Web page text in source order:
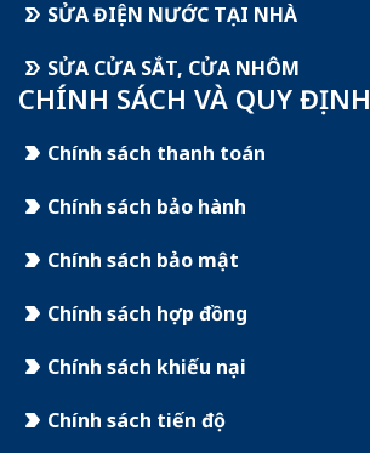
SỬA ĐIỆN NƯỚC TẠI NHÀ
SỬA CỬA SẮT, CỬA NHÔM
CHÍNH SÁCH VÀ QUY ĐỊNH
Chính sách thanh toán
Chính sách bảo hành
Chính sách bảo mật
Chính sách hợp đồng
Chính sách khiếu nại
Chính sách tiến độ